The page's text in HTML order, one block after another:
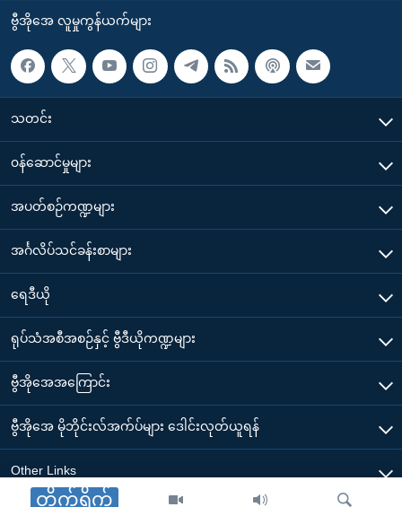
တိုက်ရိုက်
ဗွီအိုအေ လူမှုကွန်ယက်များ
သတင်း
၀န်ဆောင်မှုများ
အပတ်စဉ်ကဏ္ဍများ
အင်္ဂလိပ်သင်ခန်းစာများ
ရေဒီယို
ရုပ်သံအစီအစဉ်နှင့် ဗွီဒီယိုကဏ္ဍများ
ဗွီအိုအေအကြောင်း
ဗွီအိုအေ မိုဘိုင်းလ်အက်ပ်များ ဒေါင်းလုတ်ယူရန်
Other Links